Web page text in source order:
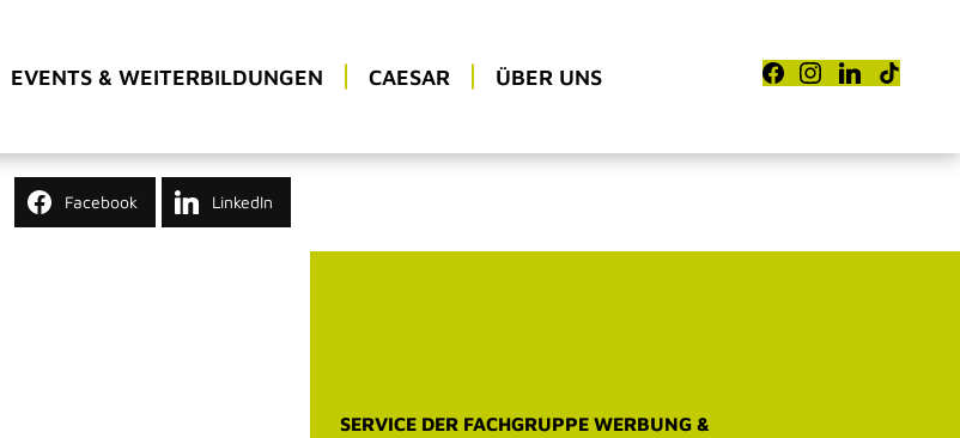
EVENTS & WEITERBILDUNGEN CAESAR ÜBER UNS
Facebook LinkedIn
SERVICE DER FACHGRUPPE WERBUNG &